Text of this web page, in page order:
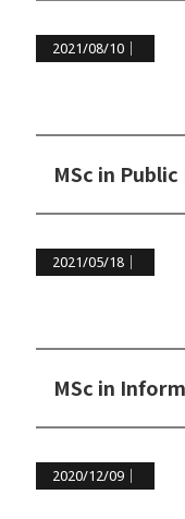
2021/08/10｜
2021/05/18｜
2020/12/09｜